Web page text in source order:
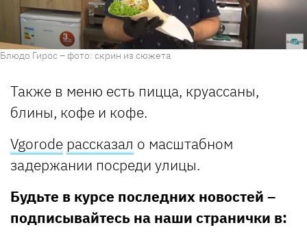
Блюдо Гирос – фото: скрин из сюжета
Также в меню есть пицца, круассаны,
блины, кофе и кофе.
Vgorode рассказал о масштабном
задержании посреди улицы.
Будьте в курсе последних новостей –
подписывайтесь на наши странички в: